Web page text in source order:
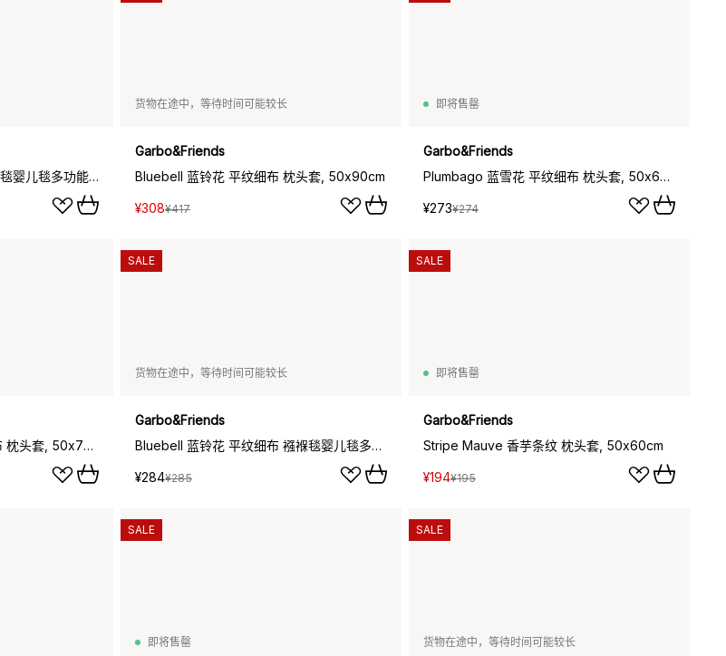
viola 紫罗兰 平纹细布 襁褓毯婴儿毯多功能纱布毯, 110x110cm
货物在途中，等待时间可能较长
Garbo&Friends
Bluebell 蓝铃花 平纹细布 枕头套, 50x90cm
¥308¥417
即将售罄
Garbo&Friends
Plumbago 蓝雪花 平纹细布 枕头套, 50x60cm
¥273¥274
Plumbago 蓝雪花 平纹细布 枕头套, 50x70cm
货物在途中，等待时间可能较长
Garbo&Friends
Bluebell 蓝铃花 平纹细布 襁褓毯婴儿毯多功能纱布毯, 110x110cm
¥284¥285
SALE
即将售罄
Garbo&Friends
Stripe Mauve 香芋条纹 枕头套, 50x60cm
¥194¥195
SALE
即将售罄
SALE
货物在途中，等待时间可能较长
SALE